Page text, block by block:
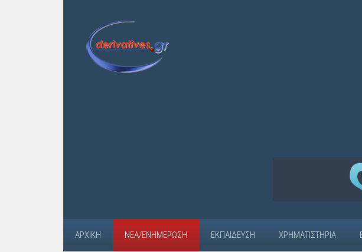
ΑΡΧΙΚΉ ΝΈΑ/ΕΝΗΜΈΡΩΣΗ ΕΚΠΑΊΔΕΥΣΗ ΧΡΗΜΑΤΙΣΤΉΡΙΑ